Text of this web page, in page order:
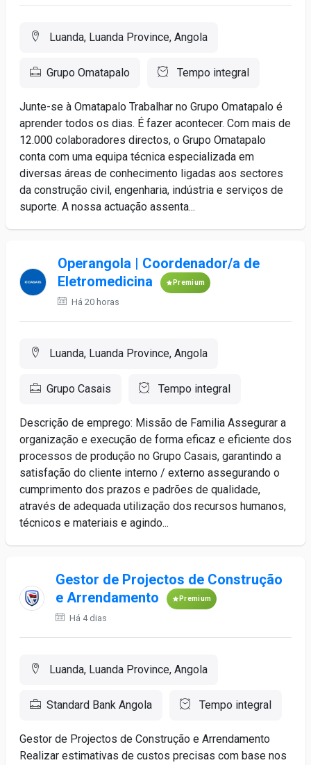
Luanda, Luanda Province, Angola
Grupo Omatapalo Tempo integral
Junte-se à Omatapalo Trabalhar no Grupo Omatapalo é
aprender todos os dias. É fazer acontecer. Com mais de
12.000 colaboradores directos, o Grupo Omatapalo
conta com uma equipa técnica especializada em
diversas áreas de conhecimento ligadas aos sectores
da construção civil, engenharia, indústria e serviços de
suporte. A nossa actuação assenta...
Operangola | Coordenador/a de
Eletromedicina
Premium
Há 20 horas
Luanda, Luanda Province, Angola
Grupo Casais Tempo integral
Descrição de emprego: Missão de Familia Assegurar a
organização e execução de forma eficaz e eficiente dos
processos de produção no Grupo Casais, garantindo a
satisfação do cliente interno / externo assegurando o
cumprimento dos prazos e padrões de qualidade,
através de adequada utilização dos recursos humanos,
técnicos e materiais e agindo...
Gestor de Projectos de Construção
e Arrendamento
Premium
Há 4 dias
Luanda, Luanda Province, Angola
Standard Bank Angola Tempo integral
Gestor de Projectos de Construção e Arrendamento
Realizar estimativas de custos precisas com base nos